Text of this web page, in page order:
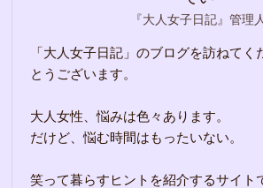
『大人女子日記』管理人
「大人女子日記」のブログを訪ねてく
とうございます。
大人女性、悩みは色々あります。
だけど、悩む時間はもったいない。
笑って暮らすヒントを紹介するサイト